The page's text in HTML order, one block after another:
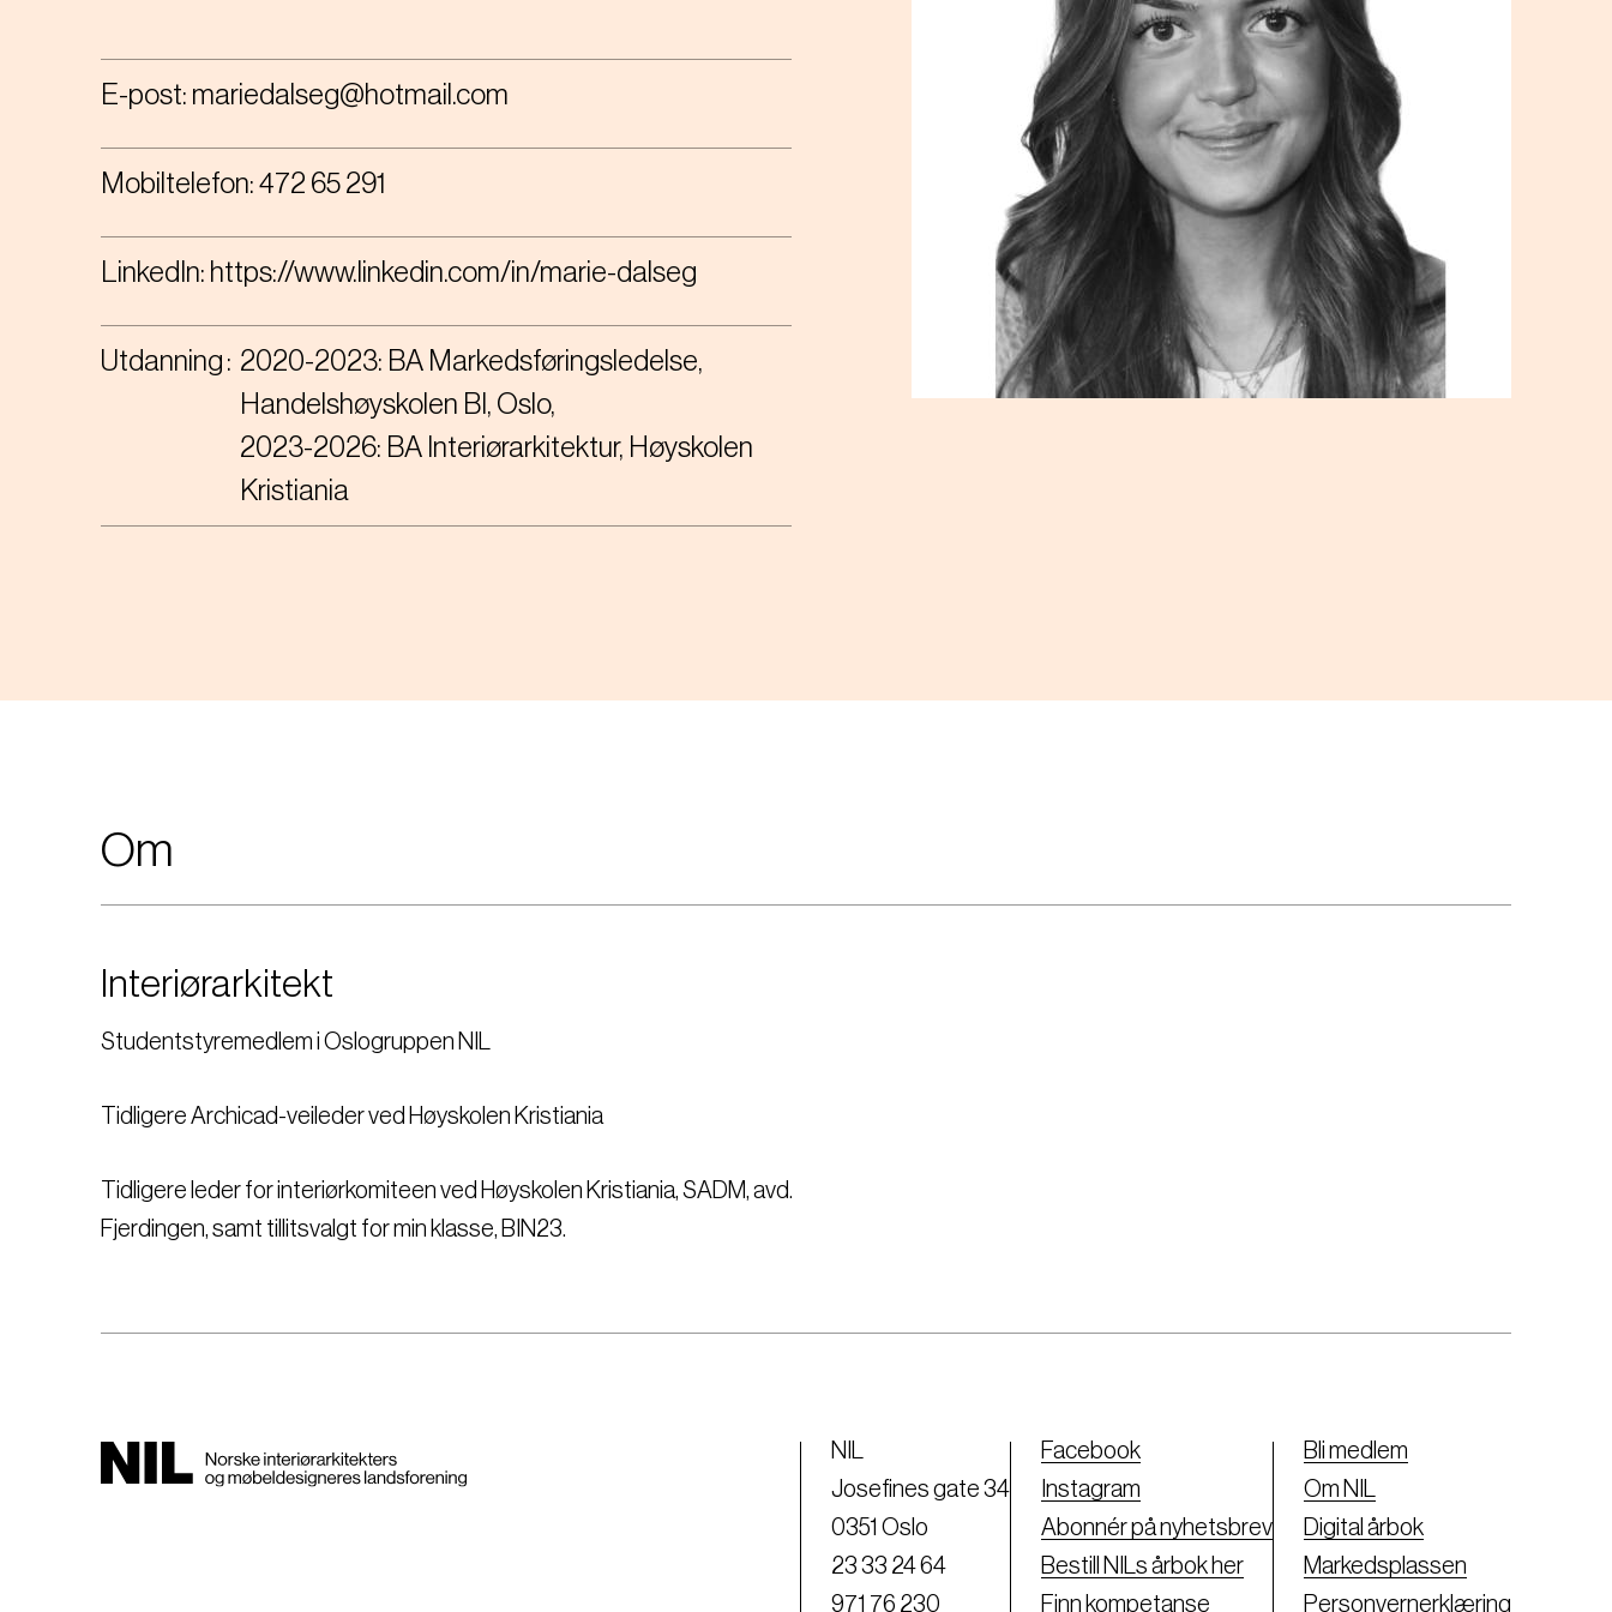
E-post: mariedalseg@hotmail.com
Mobiltelefon: 472 65 291
LinkedIn: https://www.linkedin.com/in/marie-dalseg
Utdanning
2020-2023: BA Markedsføringsledelse,
Handelshøyskolen BI, Oslo
2023-2026: BA Interiørarkitektur, Høyskolen
Kristiania
Om
Interiørarkitekt
Studentstyremedlem i Oslogruppen NIL
Tidligere Archicad-veileder ved Høyskolen Kristiania
Tidligere leder for interiørkomiteen ved Høyskolen Kristiania, SADM, avd.
Fjerdingen, samt tillitsvalgt for min klasse, BIN23.
NIL
Josefines gate 34
0351 Oslo
23 33 24 64
971 76 230
Facebook
Instagram
Abonnér på nyhetsbrev
Bestill NILs årbok her
Finn kompetanse
Bli medlem
Om NIL
Digital årbok
Markedsplassen
Personvernerklæring